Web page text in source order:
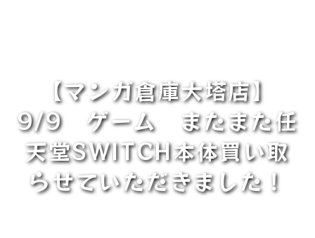
【マンガ倉庫大塔店】
9/9 ゲーム またまた任
天堂SWITCH本体買い取
らせていただきました！